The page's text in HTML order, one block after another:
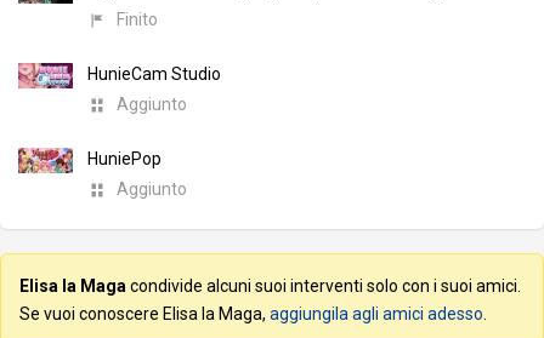
Finito
HunieCam Studio
Aggiunto
HuniePop
Aggiunto
Elisa la Maga condivide alcuni suoi interventi solo con i suoi amici.
Se vuoi conoscere Elisa la Maga, aggiungila agli amici adesso